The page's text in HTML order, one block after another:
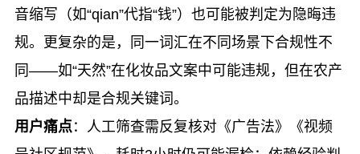
音缩写（如“qian”代指“钱”）也可能被判定为隐晦违
规。更复杂的是，同一词汇在不同场景下合规性不
同——如“天然”在化妆品文案中可能违规，但在农产
品描述中却是合规关键词。
用户痛点 ：人工筛查需反复核对《广告法》《视频